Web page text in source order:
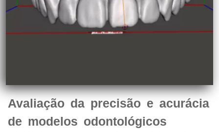
Avaliação da precisão e acurácia
de modelos odontológicos